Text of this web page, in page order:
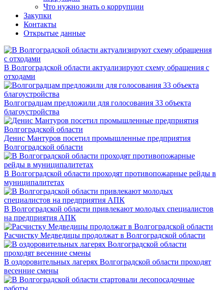
Что нужно знать о коррупции
Закупки
Контакты
Открытые данные
В Волгоградской области актуализируют схему обращения с
отходами
Волгоградцам предложили для голосования 33 объекта
благоустройства
Денис Мантуров посетил промышленные предприятия
Волгоградской области
В Волгоградской области проходят противопожарные рейды в
муниципалитетах
В Волгоградской области привлекают молодых специалистов
на предприятия АПК
Расчистку Медведицы продолжат в Волгоградской области
В оздоровительных лагерях Волгоградской области проходят
весенние смены